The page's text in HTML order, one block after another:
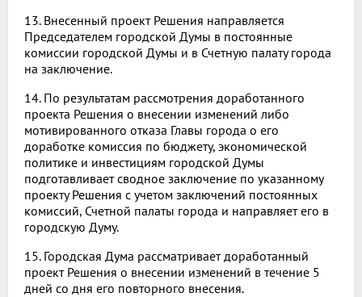
13. Внесенный проект Решения направляется
Председателем городской Думы в постоянные
комиссии городской Думы и в Счетную палату города
на заключение.
14. По результатам рассмотрения доработанного
проекта Решения о внесении изменений либо
мотивированного отказа Главы города о его
доработке комиссия по бюджету, экономической
политике и инвестициям городской Думы
подготавливает сводное заключение по указанному
проекту Решения с учетом заключений постоянных
комиссий, Счетной палаты города и направляет его в
городскую Думу.
15. Городская Дума рассматривает доработанный
проект Решения о внесении изменений в течение 5
дней со дня его повторного внесения.